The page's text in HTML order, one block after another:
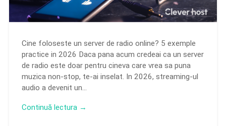
Cine foloseste un server de radio online? 5 exemple
practice in 2026 Daca pana acum credeai ca un server
de radio este doar pentru cineva care vrea sa puna
muzica non-stop, te-ai inselat. In 2026, streaming-ul
audio a devenit un…
Continuă lectura →